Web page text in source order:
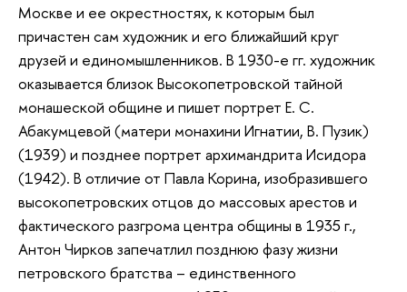
Москве и ее окрестностях, к которым был
причастен сам художник и его ближайший круг
друзей и единомышленников. В 1930-е гг. художник
оказывается близок Высокопетровской тайной
монашеской общине и пишет портрет Е. С.
Абакумцевой (матери монахини Игнатии, В. Пузик)
(1939) и позднее портрет архимандрита Исидора
(1942). В отличие от Павла Корина, изобразившего
высокопетровских отцов до массовых арестов и
фактического разгрома центра общины в 1935 г.,
Антон Чирков запечатлил позднюю фазу жизни
петровского братства – единственного